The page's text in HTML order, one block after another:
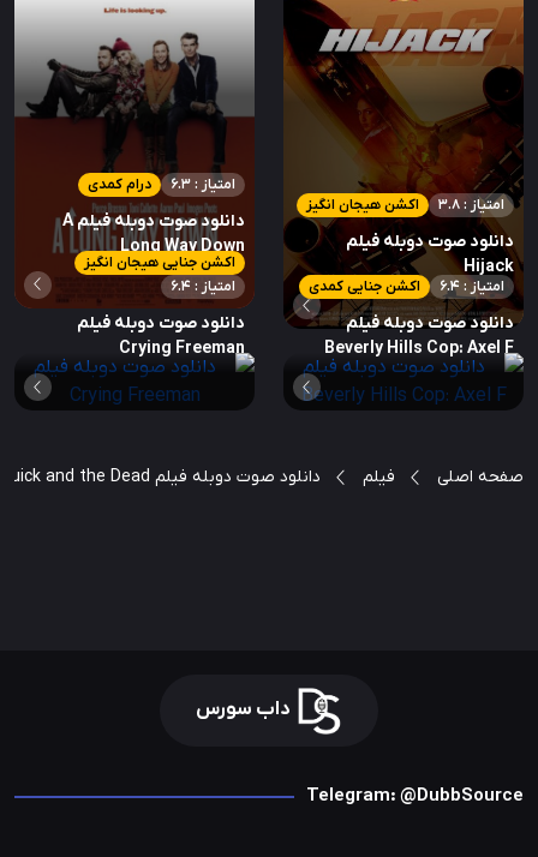
اکشن هیجان انگیز امتیاز : 3.8
دانلود صوت دوبله فیلم
Hijack
درام کمدی امتیاز : 6.3
دانلود صوت دوبله فیلم A
Long Way Down
اکشن جنایی کمدی امتیاز : 6.4
دانلود صوت دوبله فیلم
Beverly Hills Cop: Axel F
اکشن جنایی هیجان انگیز
امتیاز : 6.4
دانلود صوت دوبله فیلم
Crying Freeman
صفحه اصلی فیلم دانلود صوت دوبله فیلم The Quick and the Dead
داب سورس
Telegram: @DubbSource